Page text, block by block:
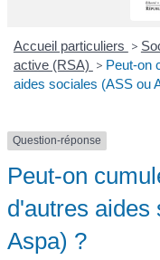
Accueil particuliers >
active (RSA) > Peut-on
aides sociales (ASS ou
Question-réponse
Peut-on
d'autres aides
Aspa) ?